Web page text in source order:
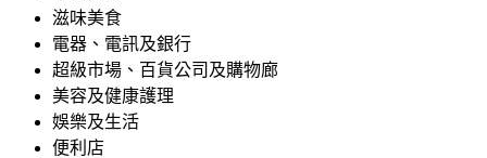
滋味美食
電器、電訊及銀行
超級市場、百貨公司及購物廊
美容及健康護理
娛樂及生活
便利店